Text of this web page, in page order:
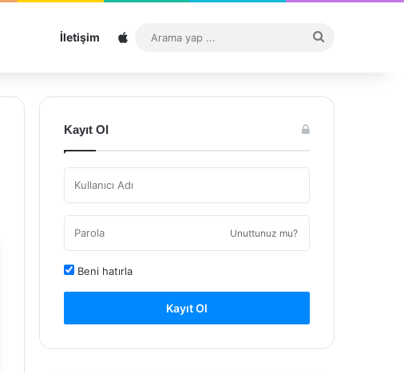
İletişim Sitemap
...
Kayıt Ol
Unuttunuz mu?
Beni hatırla
Kayıt Ol